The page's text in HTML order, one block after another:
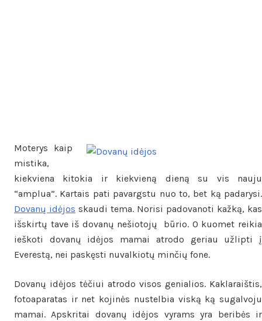
Moterys kaip
mistika,
kiekviena kitokia ir kiekvieną dieną su vis nauju
“amplua”. Kartais pati pavargstu nuo to, bet ką padarysi.
Dovanų idėjos skaudi tema. Norisi padovanoti kažką, kas
išskirtų tave iš dovanų nešiotojų būrio. O kuomet reikia
ieškoti dovanų idėjos mamai atrodo geriau užlipti į
Everestą, nei paskęsti nuvalkiotų minčių fone.
Dovanų idėjos tėčiui atrodo visos genialios. Kaklaraištis,
fotoaparatas ir net kojinės nustelbia viską ką sugalvoju
mamai. Apskritai dovanų idėjos vyrams yra beribės ir